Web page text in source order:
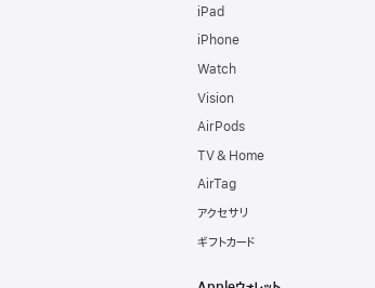
iPad
iPhone
Watch
Vision
AirPods
TV & Home
AirTag
アクセサリ
ギフトカード